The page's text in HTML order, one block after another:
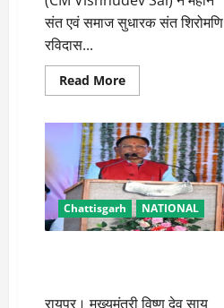
संत एवं समाज सुधारक संत शिरोमणि
रविदास...
Read MoreRead
more
विष्णुदेव
साय
ने
संत
रविदास
जयंती
की
दी
बधाई
Chattisgarh NATIONAL
रायपुर। मुख्यमंत्री विष्णु देव साय